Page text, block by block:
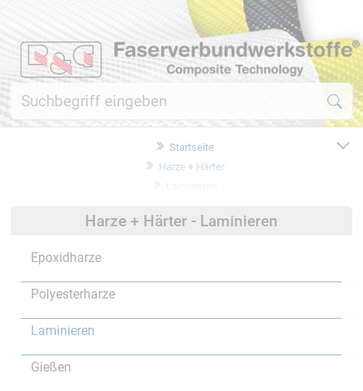
Startseite
Harze + Härter
Harze + Härter - Laminieren
Epoxidharze
Polyesterharze
Laminieren
Gießen